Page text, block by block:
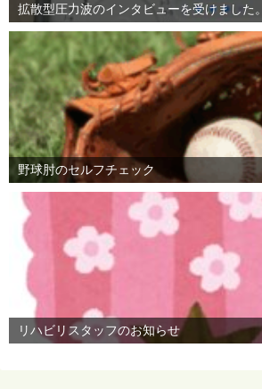
拡散型圧力波のインタビューを受けました。
野球肘のセルフチェック
リハビリスタッフのお知らせ